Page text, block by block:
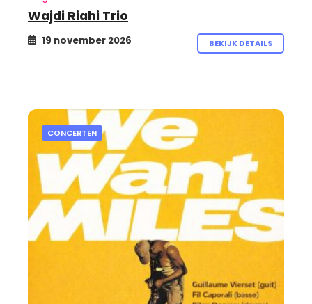
Wajdi Riahi Trio
19 november 2026 BEKIJK DETAILS
CONCERTEN